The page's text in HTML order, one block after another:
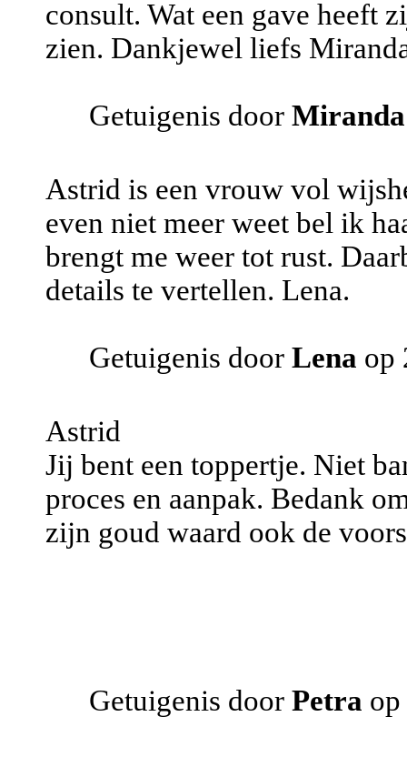
consult. Wat een gave heeft
zien. Dankjewel liefs
Getuigenis door Miranda
Astrid is een vrouw vol
even niet meer weet bel ik
brengt me weer tot rust.
details te vertellen. Lena.
Getuigenis door Lena op
Astrid
Jij bent een toppertje. Niet
proces en aanpak. Bedank
zijn goud waard ook de
Getuigenis door Petra